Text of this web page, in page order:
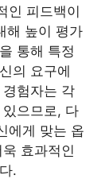
인 피드백이
해 높이 평가
통해 특정
의 요구에
험자는 각
으므로, 다
에게 맞는 옵
효과적인
.